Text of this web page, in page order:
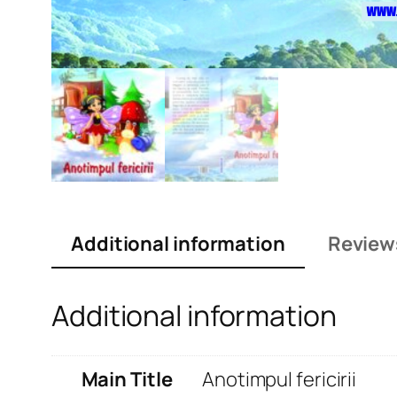
Additional information
Additional information
Main Title
Anotimpul fericirii